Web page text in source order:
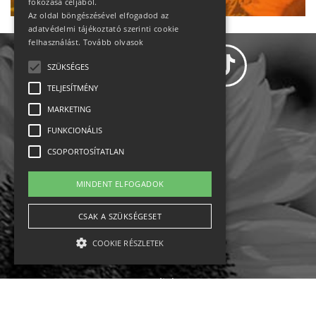
Állásajánlatok
Impresszum-kapcsolat
Jogi nyilatkozat
English
Az oldal böngészésével elfogadod az
adatvédelmi tájékoztató szerinti cookie
felhasználást. Tovább olvasok
SZÜKSÉGES
TELJESÍTMÉNY
MARKETING
FUNKCIONÁLIS
CSOPORTOSÍTATLAN
MINDENT ELFOGADOK
CSAK A SZÜKSÉGESET
COOKIE RÉSZLETEK